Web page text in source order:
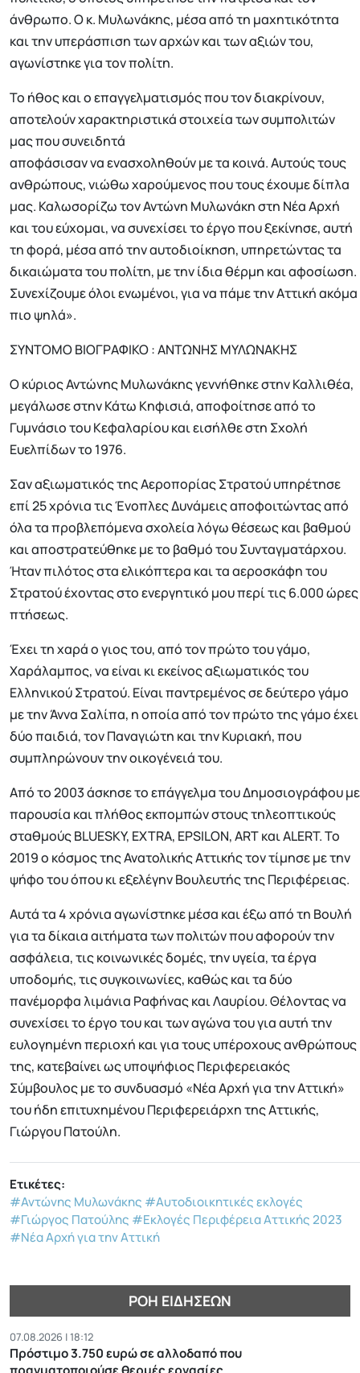
άνθρωπο. Ο κ. Μυλωνάκης, μέσα από τη μαχητικότητα
και την υπεράσπιση των αρχών και των αξιών του,
αγωνίστηκε για τον πολίτη.
Το ήθος και ο επαγγελματισμός που τον διακρίνουν,
αποτελούν χαρακτηριστικά στοιχεία των συμπολιτών
μας που συνειδητά
αποφάσισαν να ενασχοληθούν με τα κοινά. Αυτούς τους
ανθρώπους, νιώθω χαρούμενος που τους έχουμε δίπλα
μας. Καλωσορίζω τον Αντώνη Μυλωνάκη στη Νέα Αρχή
και του εύχομαι, να συνεχίσει το έργο που ξεκίνησε, αυτή
τη φορά, μέσα από την αυτοδιοίκηση, υπηρετώντας τα
δικαιώματα του πολίτη, με την ίδια θέρμη και αφοσίωση.
Συνεχίζουμε όλοι ενωμένοι, για να πάμε την Αττική ακόμα
πιο ψηλά».
ΣΥΝΤΟΜΟ ΒΙΟΓΡΑΦΙΚΟ : ΑΝΤΩΝΗΣ ΜΥΛΩΝΑΚΗΣ
Ο κύριος Αντώνης Μυλωνάκης γεννήθηκε στην Καλλιθέα,
μεγάλωσε στην Κάτω Κηφισιά, αποφοίτησε από το
Γυμνάσιο του Κεφαλαρίου και εισήλθε στη Σχολή
Ευελπίδων το 1976.
Σαν αξιωματικός της Αεροπορίας Στρατού υπηρέτησε
επί 25 χρόνια τις Ένοπλες Δυνάμεις αποφοιτώντας από
όλα τα προβλεπόμενα σχολεία λόγω θέσεως και βαθμού
και αποστρατεύθηκε με το βαθμό του Συνταγματάρχου.
Ήταν πιλότος στα ελικόπτερα και τα αεροσκάφη του
Στρατού έχοντας στο ενεργητικό μου περί τις 6.000 ώρες
πτήσεως.
Έχει τη χαρά ο γιος του, από τον πρώτο του γάμο,
Χαράλαμπος, να είναι κι εκείνος αξιωματικός του
Ελληνικού Στρατού. Είναι παντρεμένος σε δεύτερο γάμο
με την Άννα Σαλίπα, η οποία από τον πρώτο της γάμο έχει
δύο παιδιά, τον Παναγιώτη και την Κυριακή, που
συμπληρώνουν την οικογένειά του.
Από το 2003 άσκησε το επάγγελμα του Δημοσιογράφου με
παρουσία και πλήθος εκπομπών στους τηλεοπτικούς
σταθμούς BLUESKY, EXTRA, EPSILON, ART και ALERT. Το
2019 ο κόσμος της Ανατολικής Αττικής τον τίμησε με την
ψήφο του όπου κι εξελέγην Βουλευτής της Περιφέρειας.
Αυτά τα 4 χρόνια αγωνίστηκε μέσα και έξω από τη Βουλή
για τα δίκαια αιτήματα των πολιτών που αφορούν την
ασφάλεια, τις κοινωνικές δομές, την υγεία, τα έργα
υποδομής, τις συγκοινωνίες, καθώς και τα δύο
πανέμορφα λιμάνια Ραφήνας και Λαυρίου. Θέλοντας να
συνεχίσει το έργο του και των αγώνα του για αυτή την
ευλογημένη περιοχή και για τους υπέροχους ανθρώπους
της, κατεβαίνει ως υποψήφιος Περιφερειακός
Σύμβουλος με το συνδυασμό «Νέα Αρχή για την Αττική»
του ήδη επιτυχημένου Περιφερειάρχη της Αττικής,
Γιώργου Πατούλη.
Ετικέτες:
#Αντώνης Μυλωνάκης #Αυτοδιοικητικές εκλογές
#Γιώργος Πατούλης #Εκλογές Περιφέρεια Αττικής 2023
#Νέα Αρχή για την Αττική
ΡΟΉ ΕΙΔΉΣΕΩΝ
07.08.2026 | 18:12
Πρόστιμο 3.750 ευρώ σε αλλοδαπό που